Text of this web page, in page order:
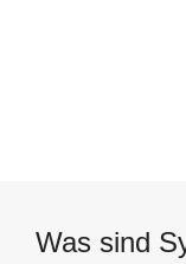
Was sind